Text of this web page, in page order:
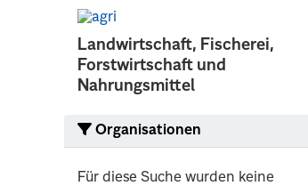
Landwirtschaft, Fischerei,
Forstwirtschaft und
Nahrungsmittel
Organisationen
Für diese Suche wurden keine